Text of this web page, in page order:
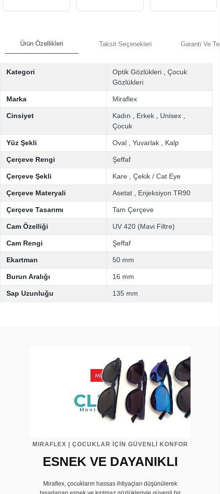
Ürün Özellikleri Taksit Seçenekleri Garanti Ve
Kategori Optik Gözlükleri
Çocuk
Gözlükleri
Marka Miraflex
Cinsiyet Kadın Erkek Unisex
Çocuk
Yüz Şekli Oval Yuvarlak Kalp
Çerçeve Rengi Şeffaf
Çerçeve Şekli Kare Çekik / Cat Eye
Çerçeve Materyali Asetat Enjeksiyon TR90
Çerçeve Tasarımı Tam Çerçeve
Cam Özelliği UV 420 (Mavi Filtre)
Cam Rengi Şeffaf
Ekartman 50 mm
Burun Aralığı 16 mm
Sap Uzunluğu 135 mm
MIRAFLEX | ÇOCUKLAR İÇİN GÜVENLİ KONFOR
ESNEK VE DAYANIKLI
Miraflex, çocukların hassas ihtiyaçları düşünülerek